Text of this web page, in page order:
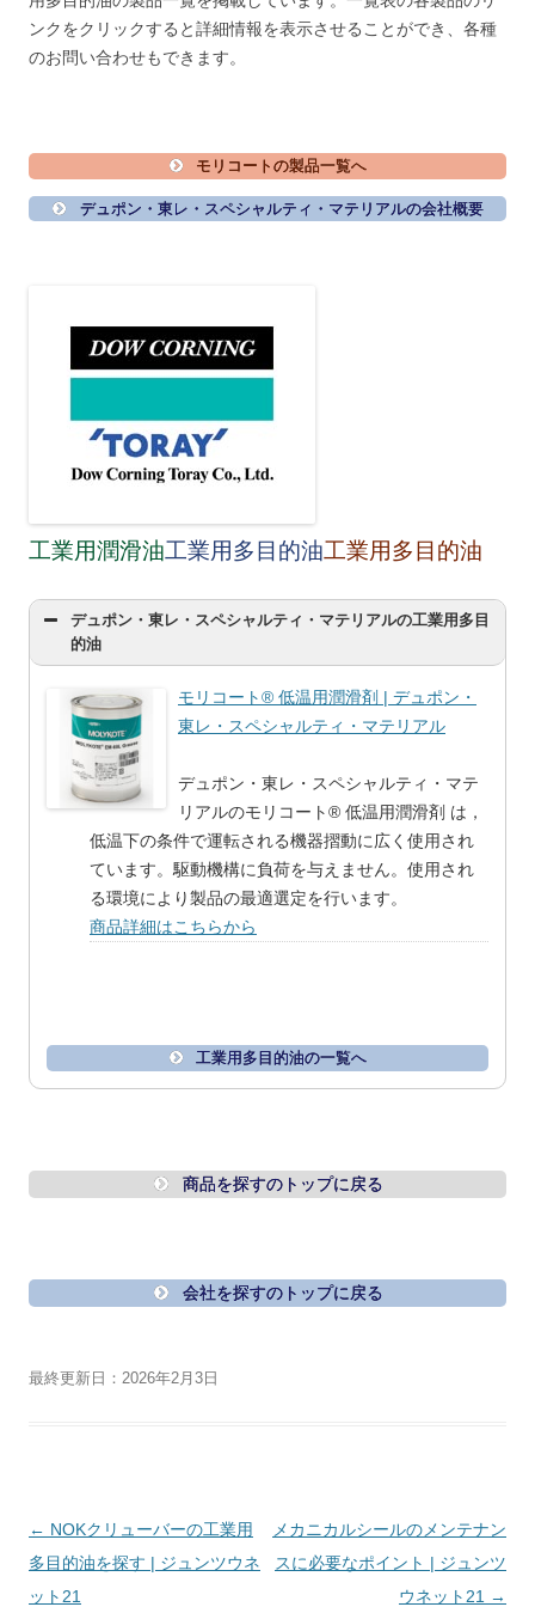
ンクをクリックすると詳細情報を表示させることができ、各種
のお問い合わせもできます。
モリコートの製品一覧へ
デュポン・東レ・スペシャルティ・マテリアルの会社概要
工業用潤滑油工業用多目的油工業用多目的油
デュポン・東レ・スペシャルティ・マテリアルの工業用多目
的油
モリコート® 低温用潤滑剤 | デュポン・
東レ・スペシャルティ・マテリアル
デュポン・東レ・スペシャルティ・マテ
リアルのモリコート® 低温用潤滑剤 は，
低温下の条件で運転される機器摺動に広く使用され
ています。駆動機構に負荷を与えません。使用され
る環境により製品の最適選定を行います。
商品詳細はこちらから
工業用多目的油の一覧へ
商品を探すのトップに戻る
会社を探すのトップに戻る
最終更新日：2026年2月3日
投
稿
ナ
← NOKクリューバーの工業用
多目的油を探す | ジュンツウネ
ット21
メカニカルシールのメンテナン
スに必要なポイント | ジュンツ
ウネット21 →